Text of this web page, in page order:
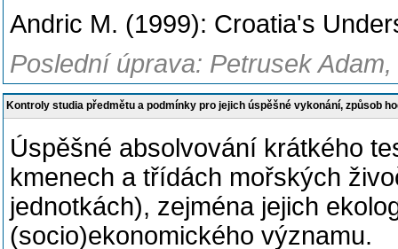
Andric M. (1999): Croatia's
Poslední úprava: Petrusek
Kontroly studia předmětu a podmínky pro jejich úspěšné vykonání, způsob
Úspěšné absolvování krátkého
kmenech a třídách mořských
jednotkách), zejména jejich
(socio)ekonomického významu.